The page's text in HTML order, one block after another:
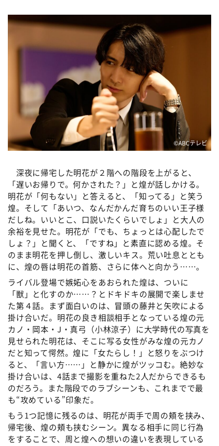
©️ABCテレビ
深夜に帰宅した明花が２階への階段を上がると、
「遅いお帰りで。何かされた？」と煌が話しかける。
明花が「何もない」と答えると、「知ってる」と笑う
煌。そして「あいつ、なんだかんだ育ちのいい王子様
だしね。いいとこ、口説いたくらいでしょ」と大人の
余裕を見せた。明花が「でも、ちょっとは心配したで
しょ？」と聞くと、「ですね」と素直に認める煌。そ
のまま明花を押し倒し、激しいキス。荒い吐息ととも
に、煌の唇は明花の首筋、さらに体へと向かう……。
ライバル登場で嫉妬心をあおられた煌は、ついに
「獣」と化すのか……？とドキドキの展開で楽しませ
た第４話。まず面白いのは、冒頭の藤井と矢吹による
掛け合いだ。明花の良き相談相手となっている煌の元
カノ・岡本・J・真弓（小林涼子）に大学時代の写真を
見せられた明花は、そこに写る女性がみな煌の元カノ
だと知って愕然。煌に「女たらし！」と怒りをぶつけ
ると、「言い方……」と静かに煌がツッコむ。絶妙な
掛け合いは、4話まで撮影を重ねた2人だからできるも
のだろう。また階段でのラブシーンも、これまでで最
も“攻めている”印象だ。
もう1つ記憶に残るのは、明花が両手で周の頬を挟み、
帰宅後、煌の頬も挟むシーン。異なる相手に同じ行為
をすることで、周と煌への想いの違いを表現している